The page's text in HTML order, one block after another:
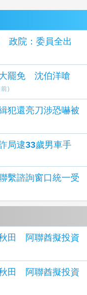
政院：委員全出
罷免 沈伯洋嗆
)
犯還亮刀涉恐嚇被
局逮33歲男車手
繫諮詢窗口統一受
田 阿聯酋擬投資
田 阿聯酋擬投資